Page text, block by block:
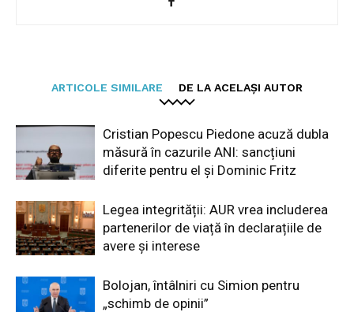
ARTICOLE SIMILARE DE LA ACELAȘI AUTOR
Cristian Popescu Piedone acuză dubla
măsură în cazurile ANI: sancțiuni
diferite pentru el și Dominic Fritz
Legea integrității: AUR vrea includerea
partenerilor de viață în declarațiile de
avere și interese
Bolojan, întâlniri cu Simion pentru
„schimb de opinii”